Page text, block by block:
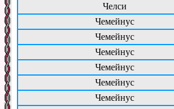
Челси
Чемейнус
Чемейнус
Чемейнус
Чемейнус
Чемейнус
Чемейнус